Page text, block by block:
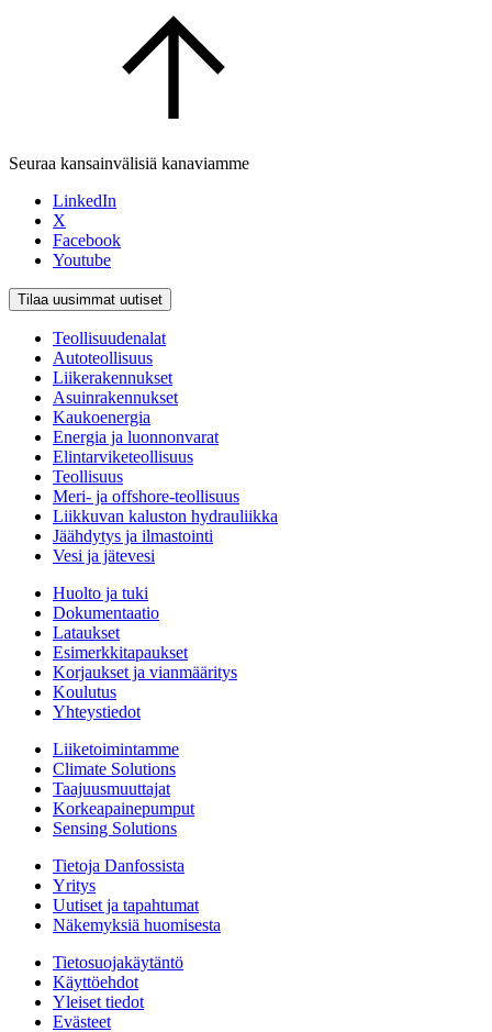
Seuraa kansainvälisiä kanaviamme
LinkedIn
X
Facebook
Youtube
Tilaa uusimmat uutiset
Teollisuudenalat
Autoteollisuus
Liikerakennukset
Asuinrakennukset
Kaukoenergia
Energia ja luonnonvarat
Elintarviketeollisuus
Teollisuus
Meri- ja offshore-teollisuus
Liikkuvan kaluston hydrauliikka
Jäähdytys ja ilmastointi
Vesi ja jätevesi
Huolto ja tuki
Dokumentaatio
Lataukset
Esimerkkitapaukset
Korjaukset ja vianmääritys
Koulutus
Yhteystiedot
Liiketoimintamme
Climate Solutions
Taajuusmuuttajat
Korkeapainepumput
Sensing Solutions
Tietoja Danfossista
Yritys
Uutiset ja tapahtumat
Näkemyksiä huomisesta
Tietosuojakäytäntö
Käyttöehdot
Yleiset tiedot
Evästeet